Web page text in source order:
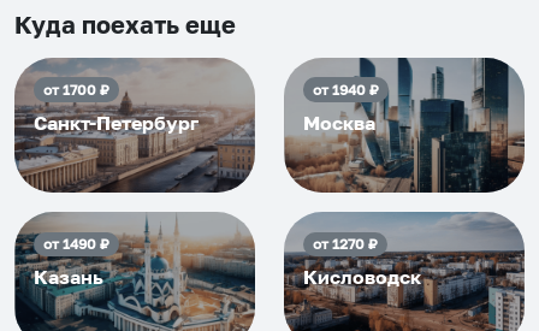
приезжать еще...
Куда поехать еще
от1700₽
Санкт-Петербург
от1940₽
Москва
от1490₽
Казань
от1270₽
Кисловодск